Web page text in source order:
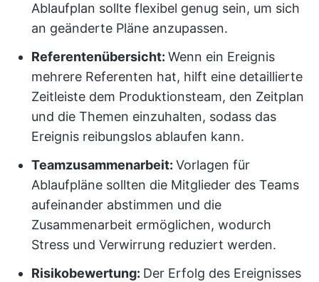
Ablaufplan sollte flexibel genug sein, um sich
an geänderte Pläne anzupassen.
Referentenübersicht: Wenn ein Ereignis
mehrere Referenten hat, hilft eine detaillierte
Zeitleiste dem Produktionsteam, den Zeitplan
und die Themen einzuhalten, sodass das
Ereignis reibungslos ablaufen kann.
Teamzusammenarbeit: Vorlagen für
Ablaufpläne sollten die Mitglieder des Teams
aufeinander abstimmen und die
Zusammenarbeit ermöglichen, wodurch
Stress und Verwirrung reduziert werden.
Risikobewertung: Der Erfolg des Ereignisses